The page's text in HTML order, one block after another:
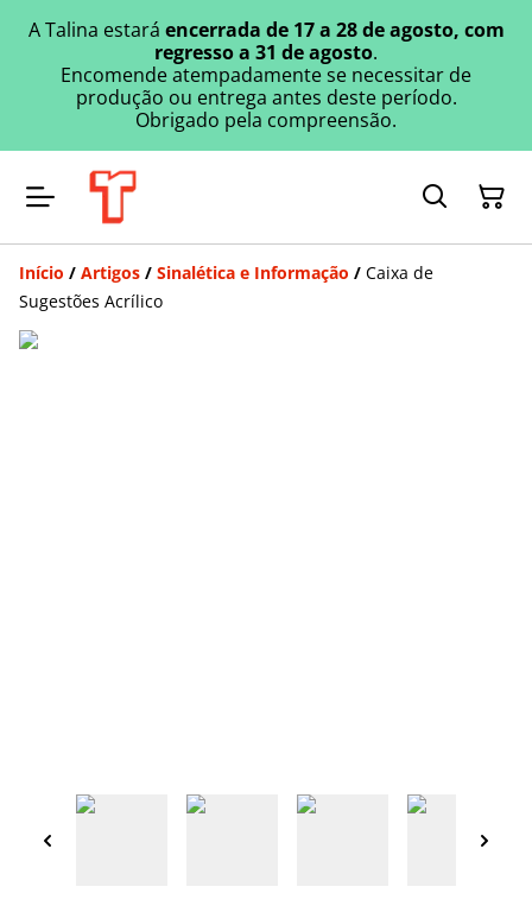
A Talina estará encerrada de 17 a 28 de agosto, com
regresso a 31 de agosto.
Encomende atempadamente se necessitar de
produção ou entrega antes deste período.
Obrigado pela compreensão.
Início / Artigos / Sinalética e Informação / Caixa de
Sugestões Acrílico